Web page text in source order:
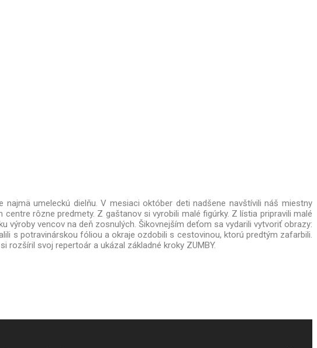
najmä umeleckú dielňu. V mesiaci október deti nadšene navštívili náš miestny
rôzne predmety. Z gaštanov si vyrobili malé figúrky. Z lístia pripravili malé
vencov na deň zosnulých. Šikovnejším deťom sa vydarili vytvoriť obrazy:
s potravinárskou fóliou a okraje ozdobili s cestovinou, ktorú predtým zafarbili.
rozšíril svoj repertoár a ukázal základné kroky ZUMBY.